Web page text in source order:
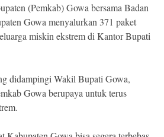
(Pemkab) Gowa bersama Badan
Gowa menyalurkan 371 paket
miskin ekstrem di Kantor Bupati
didampingi Wakil Bupati Gowa,
Gowa berupaya untuk terus